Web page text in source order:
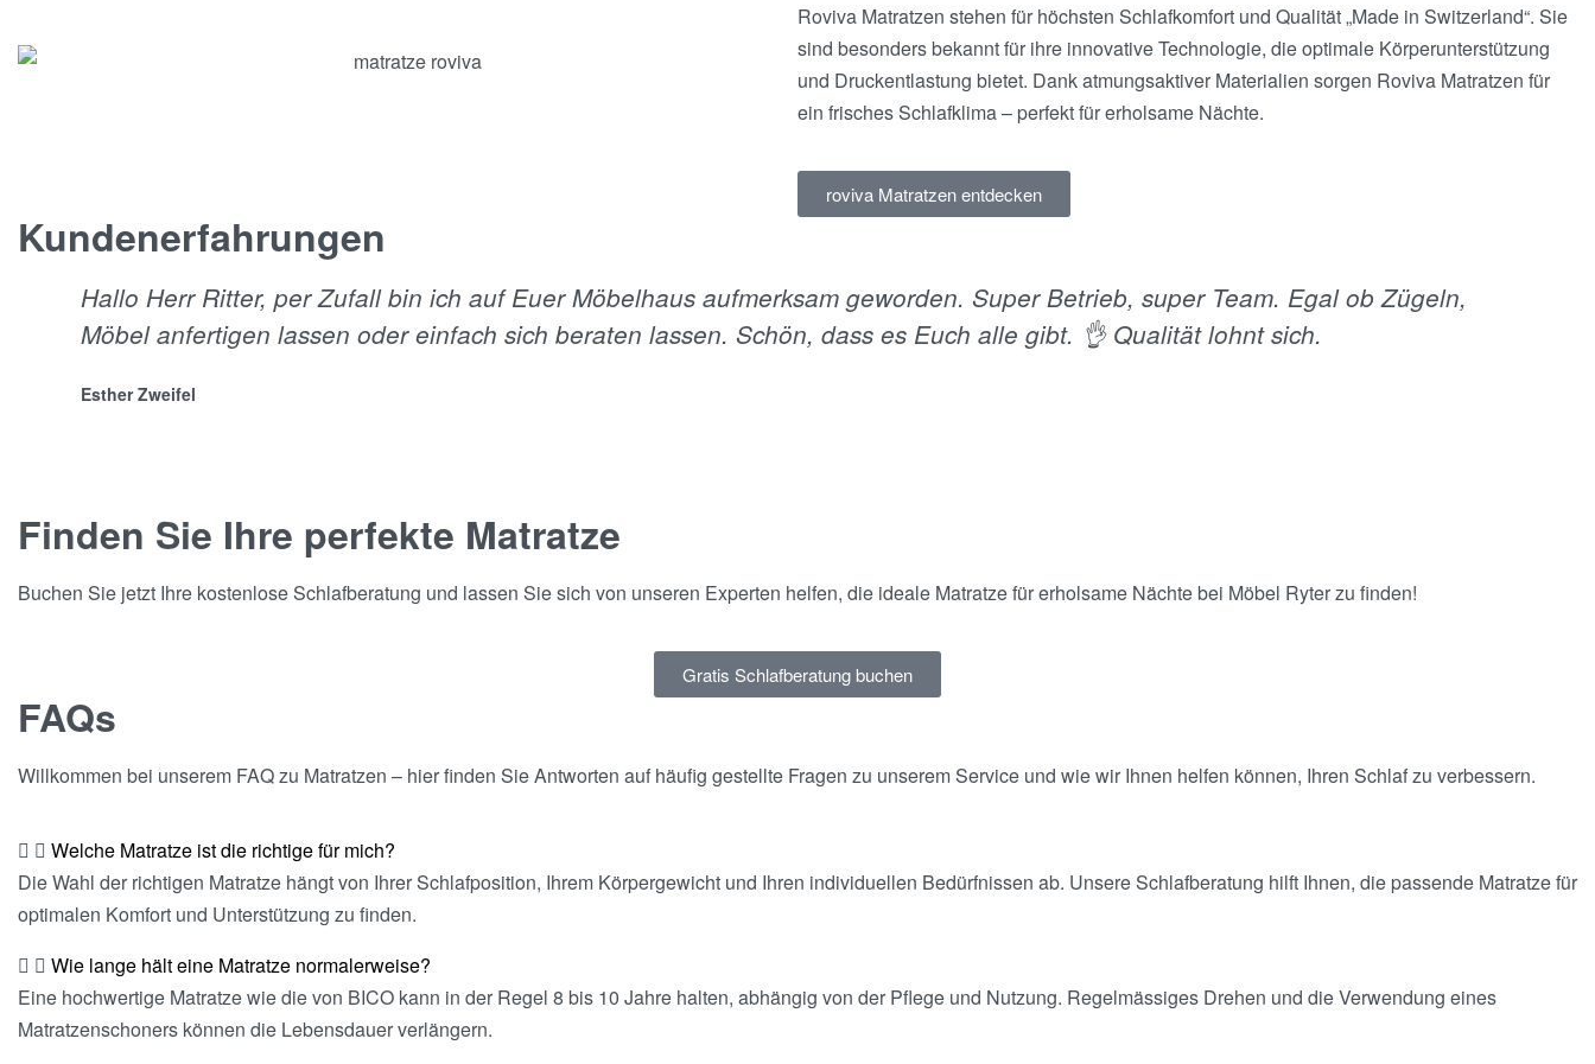
Roviva Matratzen stehen für höchsten Schlafkomfort und Qualität „Made in Switzerland“. Sie
sind besonders bekannt für ihre innovative Technologie, die optimale Körperunterstützung
und Druckentlastung bietet. Dank atmungsaktiver Materialien sorgen Roviva Matratzen für
ein frisches Schlafklima – perfekt für erholsame Nächte.
roviva Matratzen entdecken
Kundenerfahrungen
Hallo Herr Ritter, per Zufall bin ich auf Euer Möbelhaus aufmerksam geworden. Super Betrieb, super Team. Egal ob Zügeln,
Möbel anfertigen lassen oder einfach sich beraten lassen. Schön, dass es Euch alle gibt. 👌 Qualität lohnt sich.
Esther Zweifel
Finden Sie Ihre perfekte Matratze
Buchen Sie jetzt Ihre kostenlose Schlafberatung und lassen Sie sich von unseren Experten helfen, die ideale Matratze für erholsame Nächte bei Möbel Ryter zu finden!
Gratis Schlafberatung buchen
FAQs
Willkommen bei unserem FAQ zu Matratzen – hier finden Sie Antworten auf häufig gestellte Fragen zu unserem Service und wie wir Ihnen helfen können, Ihren Schlaf zu verbessern.
Welche Matratze ist die richtige für mich?
Die Wahl der richtigen Matratze hängt von Ihrer Schlafposition, Ihrem Körpergewicht und Ihren individuellen Bedürfnissen ab. Unsere Schlafberatung hilft Ihnen, die passende Matratze für
optimalen Komfort und Unterstützung zu finden.
Wie lange hält eine Matratze normalerweise?
Eine hochwertige Matratze wie die von BICO kann in der Regel 8 bis 10 Jahre halten, abhängig von der Pflege und Nutzung. Regelmässiges Drehen und die Verwendung eines
Matratzenschoners können die Lebensdauer verlängern.